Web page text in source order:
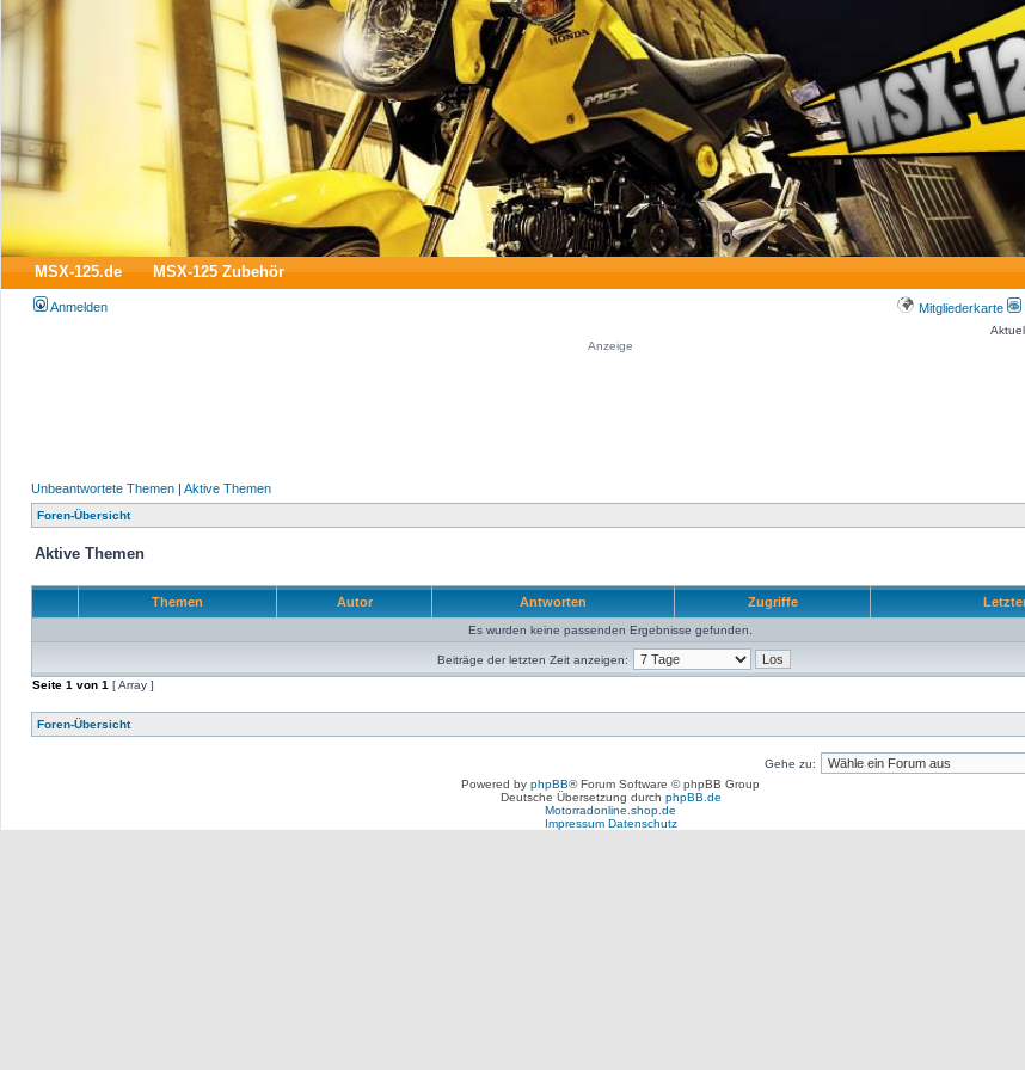
MSX-125.de MSX-125 Zubehör
Anmelden Mitgliederkarte
Anzeige
Unbeantwortete Themen | Aktive Themen
Foren-Übersicht
Aktive Themen
Themen Autor Antworten Zugriffe
Es wurden keine passenden Ergebnisse gefunden.
Beiträge der letzten Zeit anzeigen:
Seite 1 von 1 [ Array ]
Foren-Übersicht
Gehe zu:
Powered by phpBB® Forum Software © phpBB Group
Deutsche Übersetzung durch phpBB.de
Motorradonline.shop.de
Impressum Datenschutz